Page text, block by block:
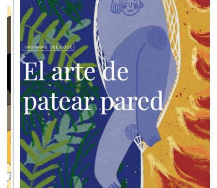
Previous Next